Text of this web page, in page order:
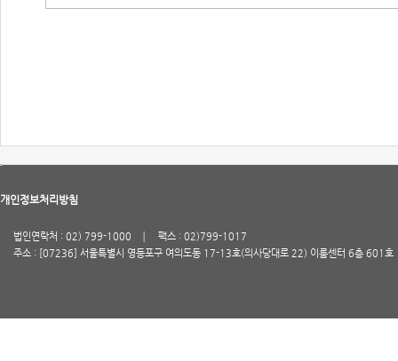
개인정보처리방침
법인연락처 : 02) 799-1000
팩스 : 02)799-1017
주소 : [07236] 서울특별시 영등포구 여의도동 17-13호(의사당대로 22) 이룸센터 6층 601호